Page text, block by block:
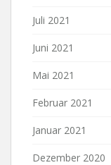
Juli 2021
Juni 2021
Mai 2021
Februar 2021
Januar 2021
Dezember 2020